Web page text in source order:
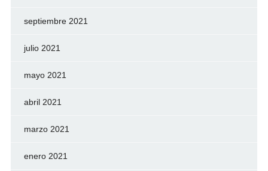
septiembre 2021
julio 2021
mayo 2021
abril 2021
marzo 2021
enero 2021